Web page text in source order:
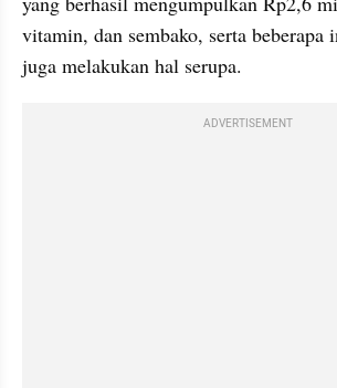
vitamin, dan sembako, serta beberapa
juga melakukan hal serupa.
ADVERTISEMENT